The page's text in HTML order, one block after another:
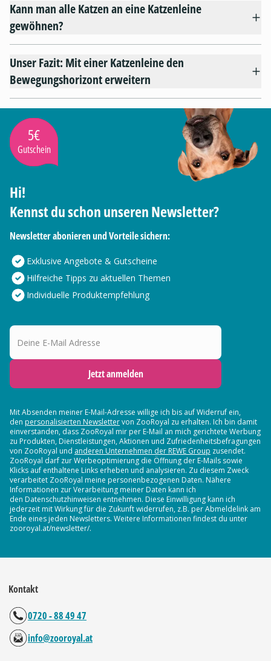
Kann man alle Katzen an eine Katzenleine
gewöhnen?
Unser Fazit: Mit einer Katzenleine den
Bewegungshorizont erweitern
5€
Gutschein
Hi!
Kennst du schon unseren Newsletter?
Newsletter abonieren und Vorteile sichern:
Exklusive Angebote & Gutscheine
Hilfreiche Tipps zu aktuellen Themen
Individuelle Produktempfehlung
Deine E-Mail Adresse
Jetzt anmelden
Mit Absenden meiner E-Mail-Adresse willige ich bis auf Widerruf ein,
den personalisierten Newslettervon ZooRoyal zu erhalten. Ich bin damit
einverstanden, dass ZooRoyal mir per E-Mail an mich gerichtete Werbung
zu Produkten, Dienstleistungen, Aktionen und Zufriedenheitsbefragungen
von ZooRoyal und anderen Unternehmen der REWE Group zusendet.
ZooRoyal darf zur Werbeoptimierung die Öffnung der E-Mails sowie
Klicks auf enthaltene Links erheben und analysieren. Zu diesem Zweck
verarbeitet ZooRoyal meine personenbezogenen Daten. Nähere
Informationen zur Verarbeitung meiner Daten kann ich
den Datenschutzhinweisen entnehmen. Diese Einwilligung kann ich
jederzeit mit Wirkung für die Zukunft widerrufen, z.B. per Abmeldelink am
Ende eines jeden Newsletters. Weitere Informationen findest du unter
zooroyal.at/newsletter/.
Kontakt
0720 - 88 49 47
info@zooroyal.at